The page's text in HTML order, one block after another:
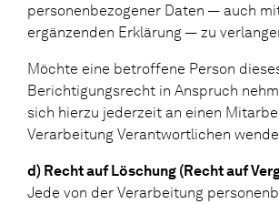
personenbezogener Daten — auch
ergänzenden Erklärung — zu
Möchte eine betroffene Person
Berichtigungsrecht in Anspruch
sich hierzu jederzeit an einen
Verarbeitung Verantwortlichen
d) Recht auf Löschung (Recht auf
Jede von der Verarbeitung